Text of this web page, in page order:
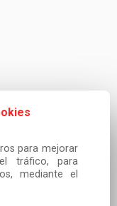
para mejorar
tráfico, para
mediante el